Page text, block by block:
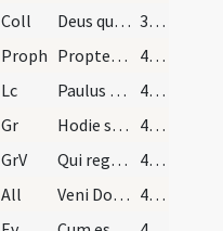
Coll Deus qui nos redemptionis nostrae annua exspectatione laetificas
39 (10r)
Proph Propter Sion non tacebo
40 (10v)
Lc Paulus servus Iesu Christi vocatus apostolus
40 (10v)
Gr Hodie scietis quia veniet Dominus
40 (10v)
GrV Qui regis Israel intende
40 (10v)
All Veni Domine et noli tardare
40 (10v)